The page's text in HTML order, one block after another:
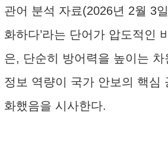
관어 분석 자료(2026년 2월 3
화하다’라는 단어가 압도적인
은, 단순히 방어력을 높이는 차
정보 역량이 국가 안보의 핵심
화했음을 시사한다.